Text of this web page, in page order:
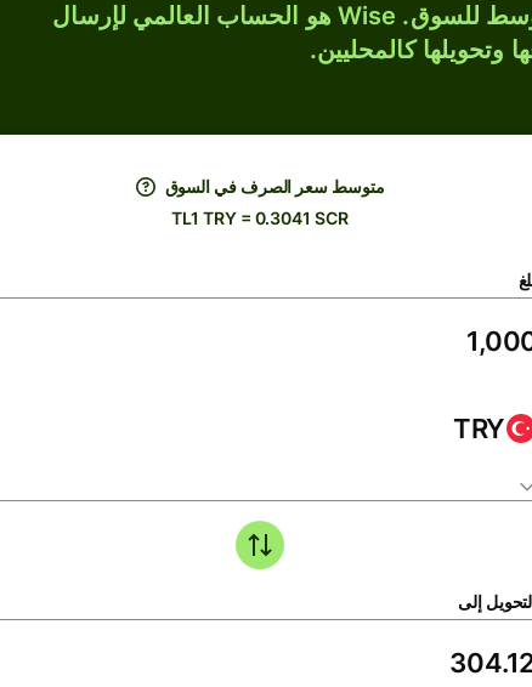
حوّل TRY إلى SCR بسعر الصرف المتوسط للسوق. Wise هو الحساب العالمي لإرسال
وتحويلها كالمحليين.
متوسط ​​سعر الصرف في السوق
TL1 TRY = 0.3041 SCR
TRY
إلى